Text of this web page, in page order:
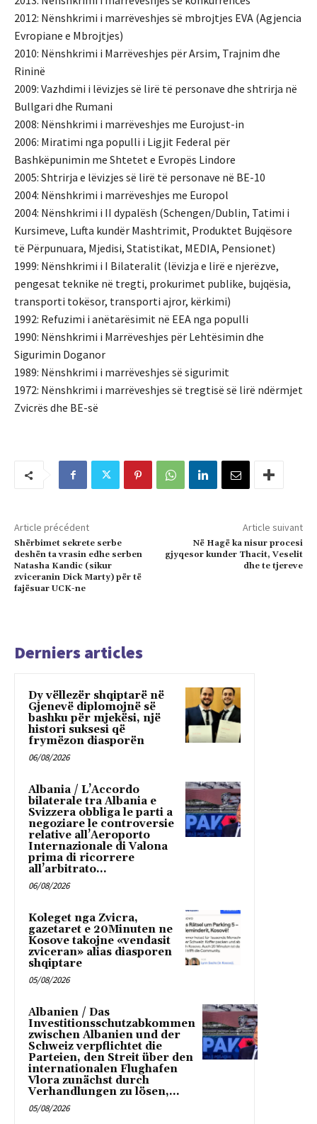
2012: Nënshkrimi i marrëveshjes së mbrojtjes EVA (Agjencia
Evropiane e Mbrojtjes)
2010: Nënshkrimi i Marrëveshjes për Arsim, Trajnim dhe
Rininë
2009: Vazhdimi i lëvizjes së lirë të personave dhe shtrirja në
Bullgari dhe Rumani
2008: Nënshkrimi i marrëveshjes me Eurojust-in
2006: Miratimi nga populli i Ligjit Federal për
Bashkëpunimin me Shtetet e Evropës Lindore
2005: Shtrirja e lëvizjes së lirë të personave në BE-10
2004: Nënshkrimi i marrëveshjes me Europol
2004: Nënshkrimi i II dypalësh (Schengen/Dublin, Tatimi i
Kursimeve, Lufta kundër Mashtrimit, Produktet Bujqësore
të Përpunuara, Mjedisi, Statistikat, MEDIA, Pensionet)
1999: Nënshkrimi i I Bilateralit (lëvizja e lirë e njerëzve,
pengesat teknike në tregti, prokurimet publike, bujqësia,
transporti tokësor, transporti ajror, kërkimi)
1992: Refuzimi i anëtarësimit në EEA nga populli
1990: Nënshkrimi i Marrëveshjes për Lehtësimin dhe
Sigurimin Doganor
1989: Nënshkrimi i marrëveshjes së sigurimit
1972: Nënshkrimi i marrëveshjes së tregtisë së lirë ndërmjet
Zvicrës dhe BE-së
Article précédent
Shërbimet sekrete serbe
deshën ta vrasin edhe serben
Natasha Kandic (sikur
zviceranin Dick Marty) për të
fajësuar UCK-ne
Article suivant
Në Hagë ka nisur procesi
gjyqesor kunder Thacit, Veselit
dhe te tjereve
Derniers articles
Dy vëllezër shqiptarë në
Gjenevë diplomojnë së
bashku për mjekësi, një
histori suksesi që
frymëzon diasporën
06/08/2026
Albania / L’Accordo
bilaterale tra Albania e
Svizzera obbliga le parti a
negoziare le controversie
relative all’Aeroporto
Internazionale di Valona
prima di ricorrere
all’arbitrato...
06/08/2026
Koleget nga Zvicra,
gazetaret e 20Minuten ne
Kosove takojne «vendasit
zviceran» alias diasporen
shqiptare
05/08/2026
Albanien / Das
Investitionsschutzabkommen
zwischen Albanien und der
Schweiz verpflichtet die
Parteien, den Streit über den
internationalen Flughafen
Vlora zunächst durch
Verhandlungen zu lösen,...
05/08/2026